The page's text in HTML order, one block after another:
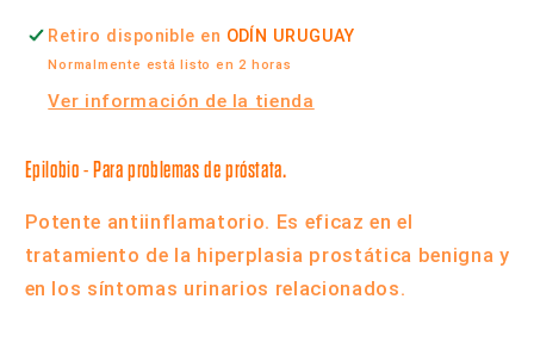
10
Saquitos
|
10
Saquitos
|
Retiro disponible en ODÍN URUGUAY
Normalmente está listo en 2 horas
Ver información de la tienda
Epilobio - Para problemas de próstata.
Potente antiinflamatorio. Es eficaz en el
tratamiento de la hiperplasia prostática benigna y
en los síntomas urinarios relacionados.